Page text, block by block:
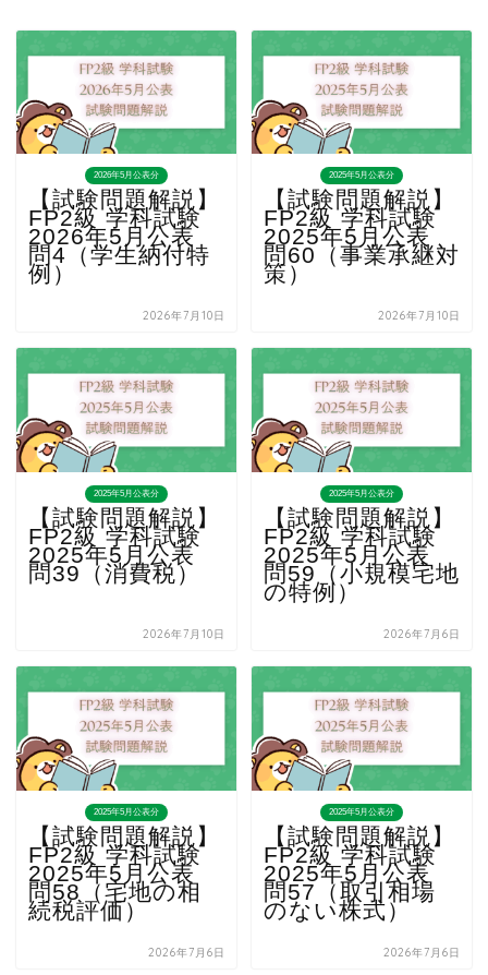
2026年5月公表分
【試験問題解説】
FP2級 学科試験
2026年5月公表
問4（学生納付特
例）
2026年7月10日
2025年5月公表分
【試験問題解説】
FP2級 学科試験
2025年5月公表
問60（事業承継対
策）
2026年7月10日
2025年5月公表分
【試験問題解説】
FP2級 学科試験
2025年5月公表
問39（消費税）
2026年7月10日
2025年5月公表分
【試験問題解説】
FP2級 学科試験
2025年5月公表
問59（小規模宅地
の特例）
2026年7月6日
2025年5月公表分
【試験問題解説】
FP2級 学科試験
2025年5月公表
問58（宅地の相
続税評価）
2026年7月6日
2025年5月公表分
【試験問題解説】
FP2級 学科試験
2025年5月公表
問57（取引相場
のない株式）
2026年7月6日